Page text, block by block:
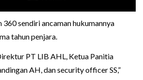
360 sendiri ancaman hukumannya
tahun penjara.
PT LIB AHL, Ketua Panitia
AH, dan security officer SS,”